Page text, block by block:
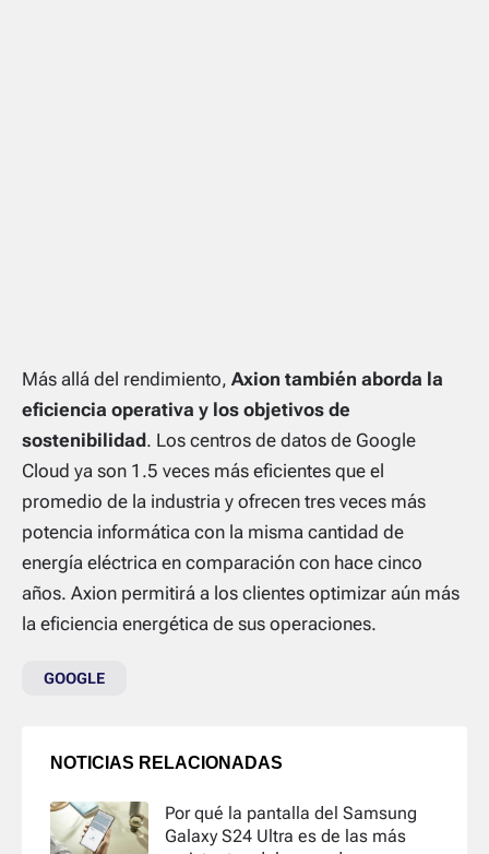
Más allá del rendimiento, Axion también aborda la
eficiencia operativa y los objetivos de
sostenibilidad. Los centros de datos de Google
Cloud ya son 1.5 veces más eficientes que el
promedio de la industria y ofrecen tres veces más
potencia informática con la misma cantidad de
energía eléctrica en comparación con hace cinco
años. Axion permitirá a los clientes optimizar aún más
la eficiencia energética de sus operaciones.
GOOGLE
NOTICIAS RELACIONADAS
Por qué la pantalla del Samsung
Galaxy S24 Ultra es de las más